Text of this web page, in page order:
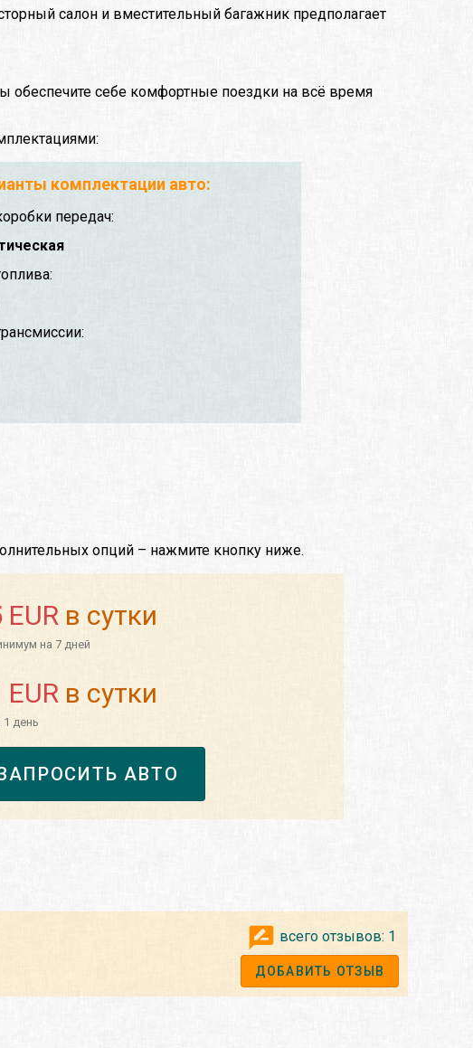
салон и вместительный багажник предполагает
обеспечите себе комфортные поездки на всё время
комплектации авто:
передач:
опций – нажмите кнопку ниже.
EURв сутки
на 7 дней
EURв сутки
день
АВТО
всего отзывов: 1
ДОБАВИТЬ ОТЗЫВ